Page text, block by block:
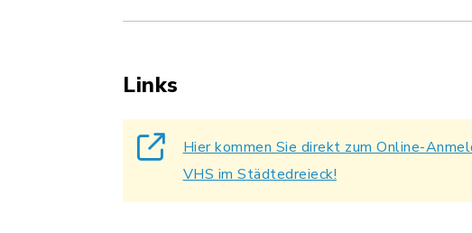
Links
Hier kommen Sie direkt zum Online-
VHS im Städtedreieck!